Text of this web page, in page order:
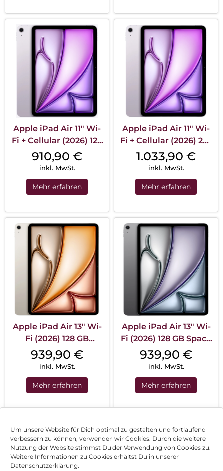
Um unsere Website für Dich optimal zu gestalten und fortlaufend
verbessern zu können, verwenden wir Cookies. Durch die weitere
Nutzung der Website stimmst Du der Verwendung von Cookies zu.
Weitere Informationen zu Cookies erhältst Du in unserer
Datenschutzerklärung.
Apple iPad Air 11″ Wi-
Fi + Cellular (2026) 128
GB Violett
910,90 €
inkl. MwSt.
Mehr erfahren
Apple iPad Air 11″ Wi-
Fi + Cellular (2026) 256
GB Violett
1.033,90 €
inkl. MwSt.
Mehr erfahren
Apple iPad Air 13″ Wi-
Fi (2026) 128 GB
Polarstern
939,90 €
inkl. MwSt.
Mehr erfahren
Apple iPad Air 13″ Wi-
Fi (2026) 128 GB Space
Grau
939,90 €
inkl. MwSt.
Mehr erfahren
1 2 3 … 5 Nächste
Impressum